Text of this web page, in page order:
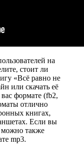
на
стоит ли
«Всё равно не
или скачать её
формате (fb2,
отлично
книгах,
Если вы
можно также
mp3.